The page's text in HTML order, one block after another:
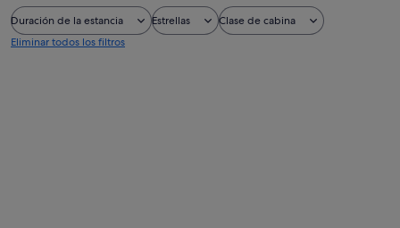
Duración de la estancia Estrellas
Clase de cabina
Eliminar todos los filtros